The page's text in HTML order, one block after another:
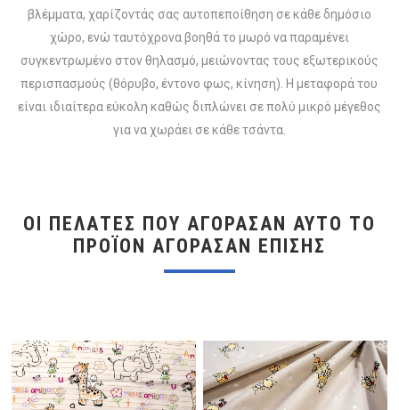
βλέμματα, χαρίζοντάς σας αυτοπεποίθηση σε κάθε δημόσιο
χώρο, ενώ ταυτόχρονα βοηθά το μωρό να παραμένει
συγκεντρωμένο στον θηλασμό, μειώνοντας τους εξωτερικούς
περισπασμούς (θόρυβο, έντονο φως, κίνηση). Η μεταφορά του
είναι ιδιαίτερα εύκολη καθώς διπλώνει σε πολύ μικρό μέγεθος
για να χωράει σε κάθε τσάντα.
ΟΙ ΠΕΛΆΤΕΣ ΠΟΥ ΑΓΌΡΑΣΑΝ ΑΥΤΌ ΤΟ
ΠΡΟΪΌΝ ΑΓΌΡΑΣΑΝ ΕΠΊΣΗΣ